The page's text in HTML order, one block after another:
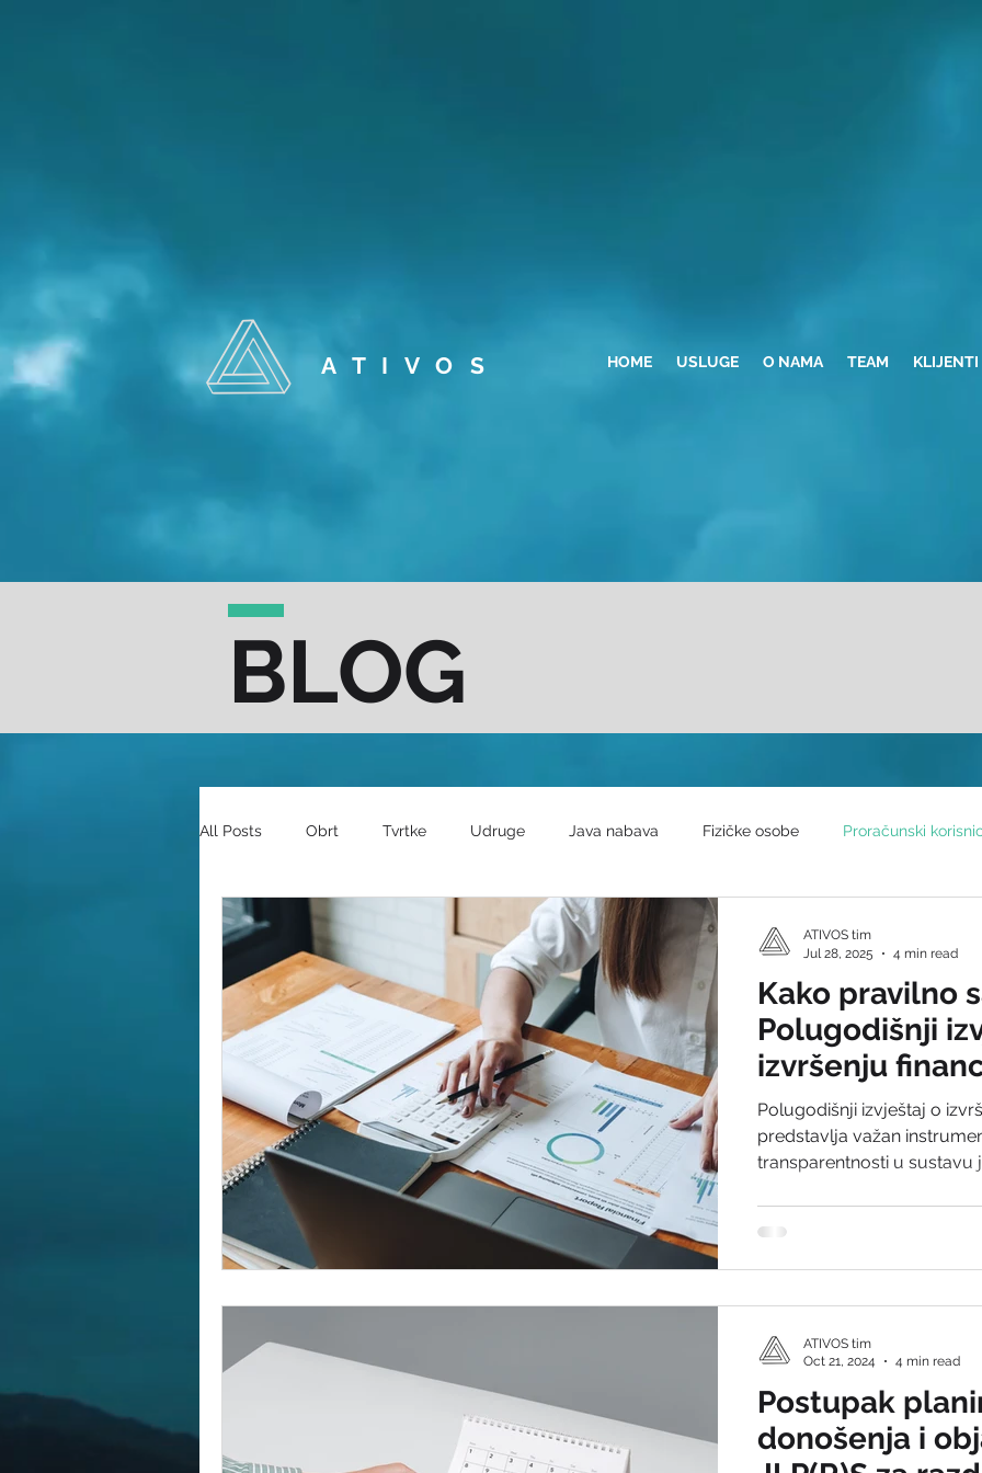
A T I V O S HOME USLUGE O NAMA TEAM KLIJENTI
BLOG
All Posts Obrt Tvrtke Udruge Java nabava Fizičke osobe Proračunski
Kako pravilno
Polugodišnji
izvršenju
razdoblje 1.1. –
godine?
Polugodišnji izvještaj o
predstavlja važan
transparentnosti u sustavu
godišnjem izvještaju o
financijskog plana. U
ATIVOS tim
Jul 28, 2025
4 min read
Postupak
donošenja i
ATIVOS tim
Oct 21, 2024
4 min read